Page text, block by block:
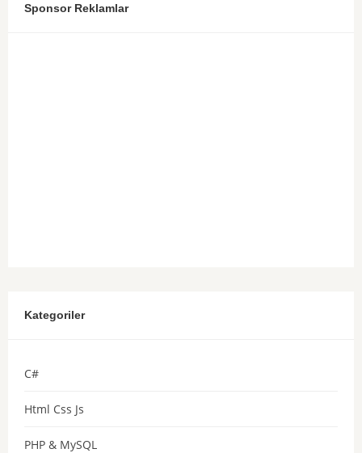
Sponsor Reklamlar
Kategoriler
C#
Html Css Js
PHP & MySQL